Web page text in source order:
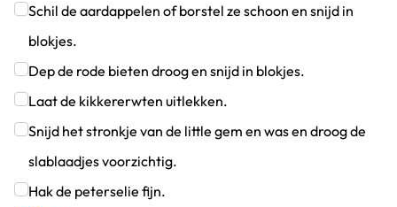
Klik om dit selectievakje aan te vinken
Schil de aardappelen of borstel ze schoon en snijd in
blokjes.
Klik om dit selectievakje aan te vinken
Dep de rode bieten droog en snijd in blokjes.
Klik om dit selectievakje aan te vinken
Laat de kikkererwten uitlekken.
Klik om dit selectievakje aan te vinken
Snijd het stronkje van de little gem en was en droog de
slablaadjes voorzichtig.
Klik om dit selectievakje aan te vinken
Hak de peterselie fijn.